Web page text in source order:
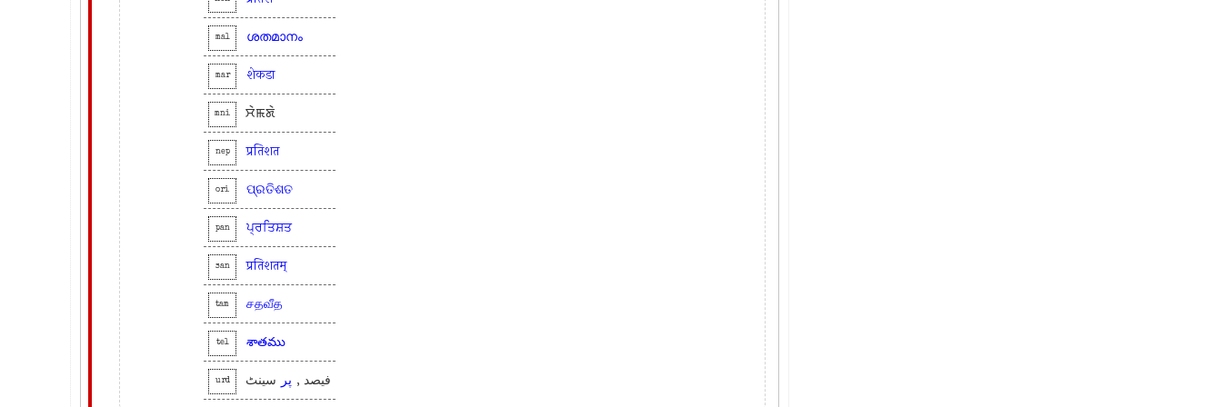
mal ശതമാനം
mar शेकडा
mni ꯆꯥꯃꯗꯥ
nep प्रतिशत
ori ପ୍ରତିଶତ
pan ਪ੍ਰਤਿਸ਼ਤ
san प्रतिशतम्
tam சதவீத
tel శాతము
urd فیصد , پر سینٹ